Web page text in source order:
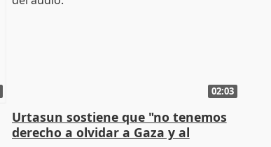
02:03
Urtasun sostiene que "no tenemos
derecho a olvidar a Gaza y al